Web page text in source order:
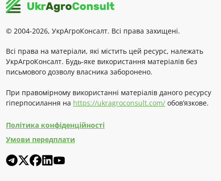
© 2004-2026, УкрАгроКонсалт. Всі права захищені.
Всі права на матеріали, які містить цей ресурс, належать
УкрАгроКонсалт. Будь-яке використання матеріалів без
письмового дозволу власника заборонено.
При правомірному використанні матеріалів даного ресурсу
гіперпосилання на https://ukragroconsult.com/ обов’язкове.
Політика конфіденційності
Умови передплати